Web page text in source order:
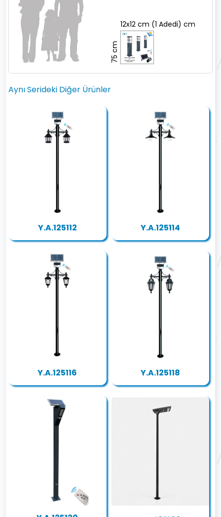
12x12 cm (1 Adedi) cm
75 cm
Aynı Serideki Diğer Ürünler
Y.A.125112 Y.A.125114
Y.A.125116 Y.A.125118